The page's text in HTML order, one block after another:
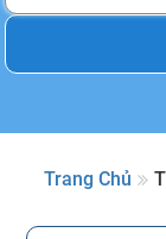
Trang Chủ